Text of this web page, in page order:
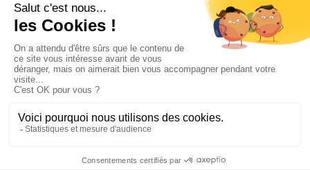
Actualités
©2023-2026
Informations réglementaires